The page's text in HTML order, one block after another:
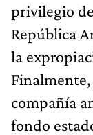
privilegio
República
la
Finalmente,
compañía
fondo